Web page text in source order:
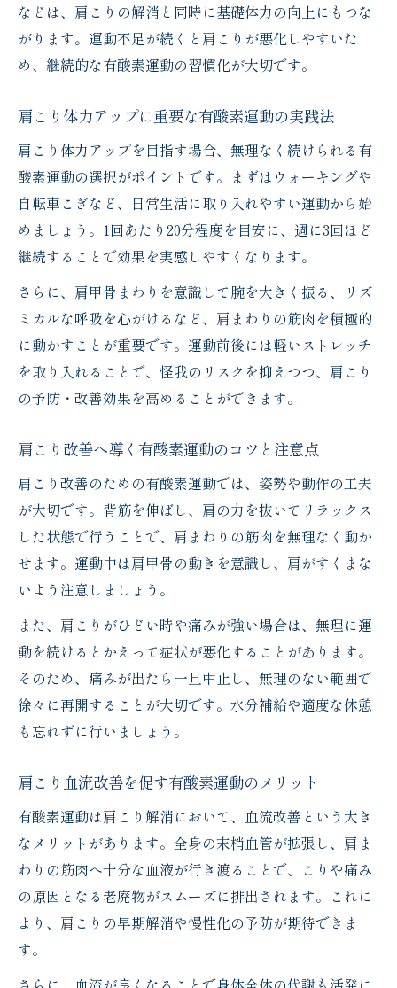
などは、肩こりの解消と同時に基礎体力の向上にもつな
がります。運動不足が続くと肩こりが悪化しやすいた
め、継続的な有酸素運動の習慣化が大切です。
肩こり体力アップに重要な有酸素運動の実践法
肩こり体力アップを目指す場合、無理なく続けられる有
酸素運動の選択がポイントです。まずはウォーキングや
自転車こぎなど、日常生活に取り入れやすい運動から始
めましょう。1回あたり20分程度を目安に、週に3回ほど
継続することで効果を実感しやすくなります。
さらに、肩甲骨まわりを意識して腕を大きく振る、リズ
ミカルな呼吸を心がけるなど、肩まわりの筋肉を積極的
に動かすことが重要です。運動前後には軽いストレッチ
を取り入れることで、怪我のリスクを抑えつつ、肩こり
の予防・改善効果を高めることができます。
肩こり改善へ導く有酸素運動のコツと注意点
肩こり改善のための有酸素運動では、姿勢や動作の工夫
が大切です。背筋を伸ばし、肩の力を抜いてリラックス
した状態で行うことで、肩まわりの筋肉を無理なく動か
せます。運動中は肩甲骨の動きを意識し、肩がすくまな
いよう注意しましょう。
また、肩こりがひどい時や痛みが強い場合は、無理に運
動を続けるとかえって症状が悪化することがあります。
そのため、痛みが出たら一旦中止し、無理のない範囲で
徐々に再開することが大切です。水分補給や適度な休憩
も忘れずに行いましょう。
肩こり血流改善を促す有酸素運動のメリット
有酸素運動は肩こり解消において、血流改善という大き
なメリットがあります。全身の末梢血管が拡張し、肩ま
わりの筋肉へ十分な血液が行き渡ることで、こりや痛み
の原因となる老廃物がスムーズに排出されます。これに
より、肩こりの早期解消や慢性化の予防が期待できま
す。